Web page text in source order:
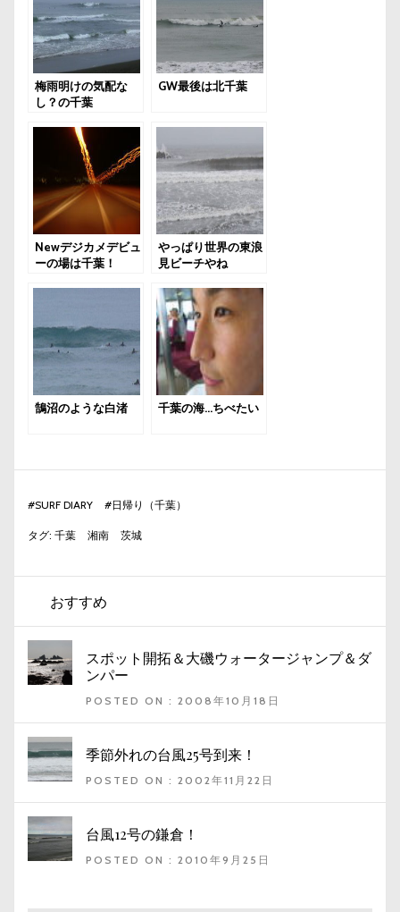
梅雨明けの気配な
し？の千葉
GW最後は北千葉
Newデジカメデビュ
ーの場は千葉！
やっぱり世界の東浪
見ビーチやね
鵠沼のような白渚 千葉の海…ちべたい
#SURF DIARY #日帰り（千葉）
タグ: 千葉 湘南 茨城
おすすめ
スポット開拓＆大磯ウォータージャンプ＆ダ
ンパー
POSTED ON : 2008年10月18日
季節外れの台風25号到来！
POSTED ON : 2002年11月22日
台風12号の鎌倉！
POSTED ON : 2010年9月25日